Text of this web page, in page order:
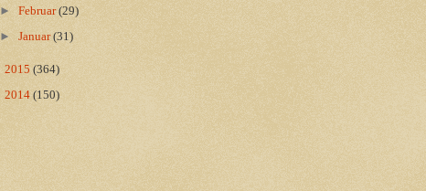
►Februar(29)
►Januar(31)
2015 (364)
2014 (150)